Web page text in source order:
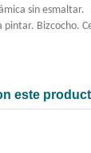
sin
Bizcocho.
este